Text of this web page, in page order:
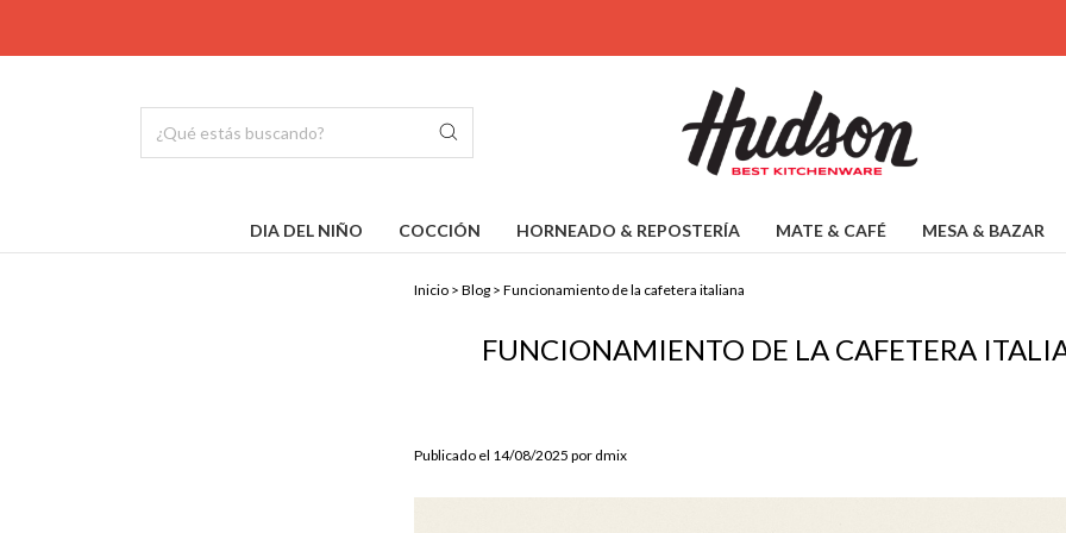
DIA DEL NIÑO COCCIÓN HORNEADO & REPOSTERÍA MATE & CAFÉ MESA & BAZAR
Inicio > Blog > Funcionamiento de la cafetera italiana
FUNCIONAMIENTO DE LA CAFETERA
Publicado el 14/08/2025 por dmix